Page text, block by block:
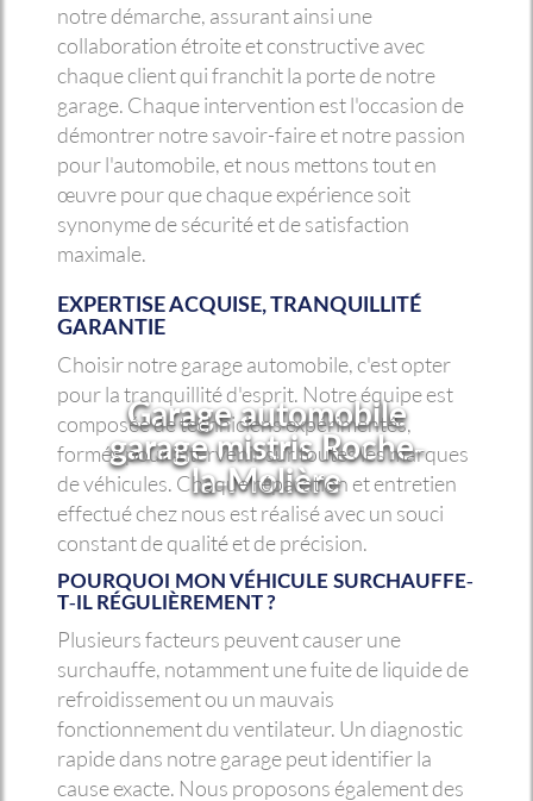
Garage automobile
garage mistris Roche-
la-Molière
notre démarche, assurant ainsi une
collaboration étroite et constructive avec
chaque client qui franchit la porte de notre
garage. Chaque intervention est l'occasion de
démontrer notre savoir-faire et notre passion
pour l'automobile, et nous mettons tout en
œuvre pour que chaque expérience soit
synonyme de sécurité et de satisfaction
maximale.
EXPERTISE ACQUISE, TRANQUILLITÉ
GARANTIE
Choisir notre garage automobile, c'est opter
pour la tranquillité d'esprit. Notre équipe est
composée de techniciens expérimentés,
formés pour intervenir sur toutes les marques
de véhicules. Chaque réparation et entretien
effectué chez nous est réalisé avec un souci
constant de qualité et de précision.
POURQUOI MON VÉHICULE SURCHAUFFE-
T-IL RÉGULIÈREMENT ?
Plusieurs facteurs peuvent causer une
surchauffe, notamment une fuite de liquide de
refroidissement ou un mauvais
fonctionnement du ventilateur. Un diagnostic
rapide dans notre garage peut identifier la
cause exacte. Nous proposons également des